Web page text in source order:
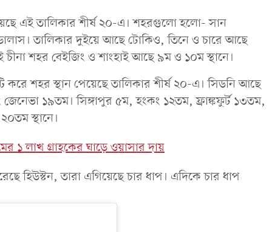
এই তালিকার শীর্ষ ২০-এ। শহরগুলো হলো- সান
তালিকার দুইয়ে আছে টোকিও, তিনে ও চারে আছে
চীনা শহর বেইজিং ও শাংহাই আছে ৯ম ও ১০ম স্থানে।
করে শহর স্থান পেয়েছে তালিকার শীর্ষ ২০-এ। সিডনি আছে
১৯তম। সিঙ্গাপুর ৫ম, হংকং ১২তম, ফ্রাঙ্কফুর্ট ১৩তম,
স্থানে।
১ লাখ গ্রাহকের ঘাড়ে ওয়াসার দায়
হিউস্টন, তারা এগিয়েছে চার ধাপ। এদিকে চার ধাপ